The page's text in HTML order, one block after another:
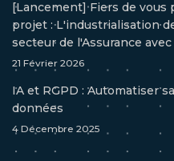
[Lancement] Fiers de
projet : L'industrialisation
secteur de l'Assurance
21 Février 2026
IA et RGPD : Automatiser
données
4 Décembre 2025